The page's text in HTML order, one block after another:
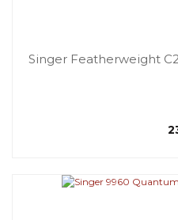
Singer Featherweight